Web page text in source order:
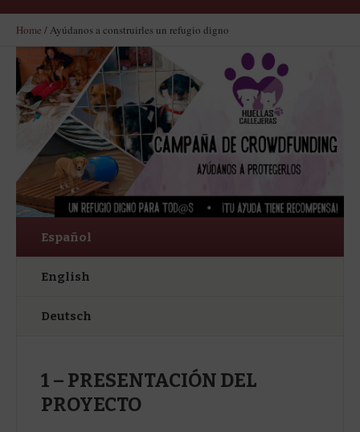
Home / Ayúdanos a construirles un refugio digno
Español
English
Deutsch
1 – PRESENTACIÓN DEL
PROYECTO